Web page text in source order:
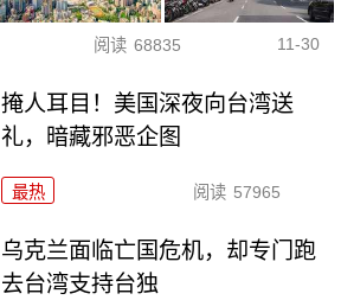
阅读 68835 11-30
掩人耳目！美国深夜向台湾送
礼，暗藏邪恶企图
最热 阅读 57965
乌克兰面临亡国危机，却专门跑
去台湾支持台独